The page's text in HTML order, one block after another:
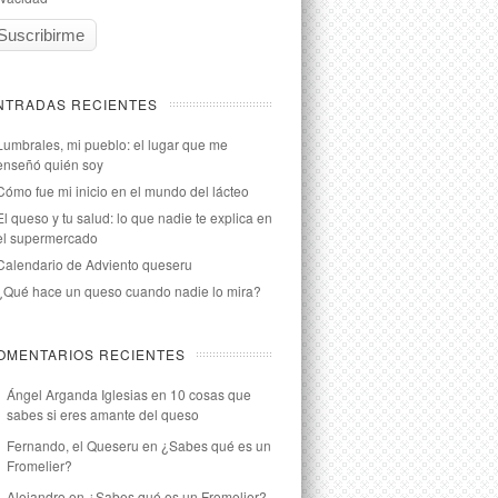
RECIENTES
mi pueblo: el lugar que me
quién soy
fue mi inicio en el mundo del lácteo
queso y tu salud: lo que nadie te explica en
supermercado
de Adviento queseru
hace un queso cuando nadie lo mira?
RECIENTES
Ángel Arganda Iglesiasen 10 cosas que
sabes si eres amante del queso
Fernando, el Queseru en ¿Sabes qué es un
Fromelier?